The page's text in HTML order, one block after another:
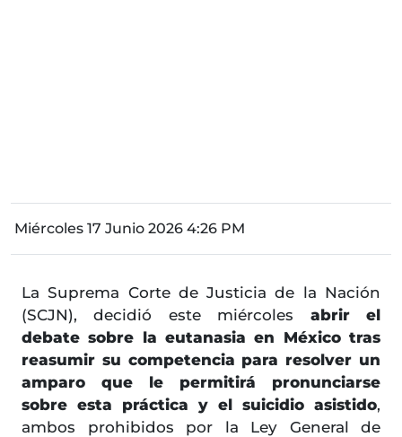
Miércoles 17 Junio 2026 4:26 PM
La Suprema Corte de Justicia de la Nación
(SCJN), decidió este miércoles abrir el
debate sobre la eutanasia en México tras
reasumir su competencia para resolver un
amparo que le permitirá pronunciarse
sobre esta práctica y el suicidio asistido,
ambos prohibidos por la Ley General de